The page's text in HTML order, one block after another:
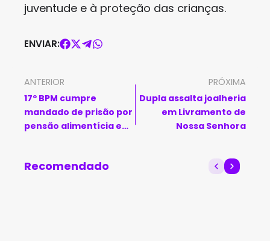
juventude e à proteção das crianças.
ENVIAR:
ANTERIOR
17º BPM cumpre
mandado de prisão por
pensão alimentícia em
PRÓXIMA
Dupla assalta joalheria
em Livramento de
Nossa Senhora
Recomendado